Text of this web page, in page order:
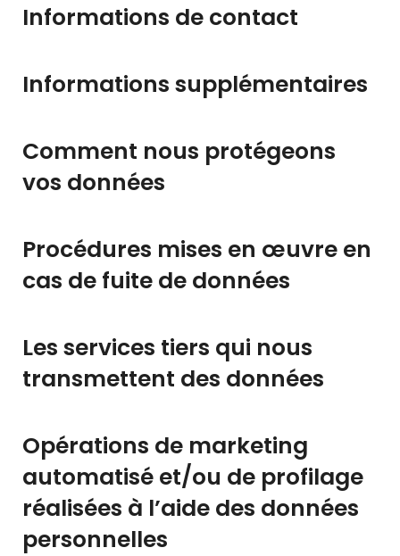
Informations de contact
Informations supplémentaires
Comment nous protégeons
vos données
Procédures mises en œuvre en
cas de fuite de données
Les services tiers qui nous
transmettent des données
Opérations de marketing
automatisé et/ou de profilage
réalisées à l’aide des données
personnelles